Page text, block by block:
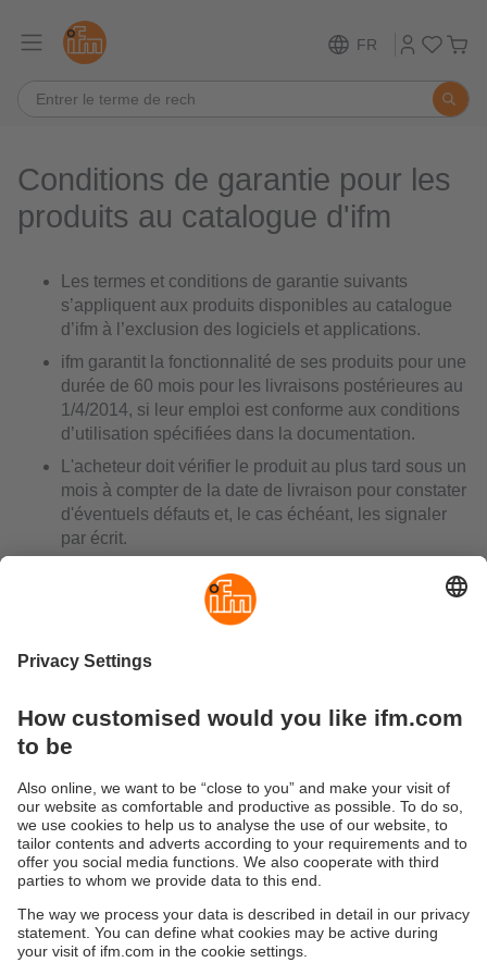
FR
Conditions de garantie pour les
produits au catalogue d'ifm
Les termes et conditions de garantie suivants
s’appliquent aux produits disponibles au catalogue
d’ifm à l’exclusion des logiciels et applications.
ifm garantit la fonctionnalité de ses produits pour une
durée de 60 mois pour les livraisons postérieures au
1/4/2014, si leur emploi est conforme aux conditions
d’utilisation spécifiées dans la documentation.
L'acheteur doit vérifier le produit au plus tard sous un
mois à compter de la date de livraison pour constater
d'éventuels défauts et, le cas échéant, les signaler
par écrit.
En cas de réclamation l'acheteur doit contacter
l’agence commerciale pour établir un dossier SAV et
renvoyer le produit accompagné du numéro de ce
rapport d'analyse à l'acheteur.
discrétion d’ifm un appareil de remplacement gratuit
ou une réparation gratuite. Toute autre réclamation et
disposition légale en vigueur.
Version : Juin 2025
Durabilité Protection des données